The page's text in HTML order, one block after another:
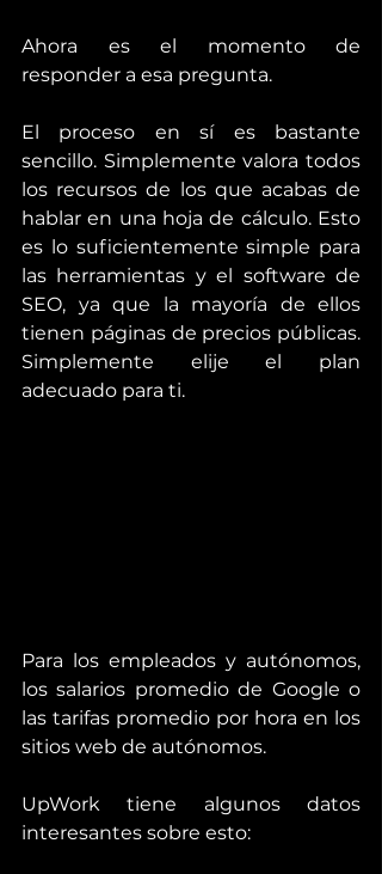
Ahora es el momento de
responder a esa pregunta.
El proceso en sí es bastante
sencillo. Simplemente valora todos
los recursos de los que acabas de
hablar en una hoja de cálculo. Esto
es lo suficientemente simple para
las herramientas y el software de
SEO, ya que la mayoría de ellos
tienen páginas de precios públicas.
Simplemente elije el plan
adecuado para ti.
Para los empleados y autónomos,
los salarios promedio de Google o
las tarifas promedio por hora en los
sitios web de autónomos.
UpWork tiene algunos datos
interesantes sobre esto: